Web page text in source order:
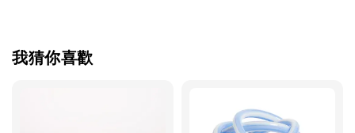
我猜你喜歡